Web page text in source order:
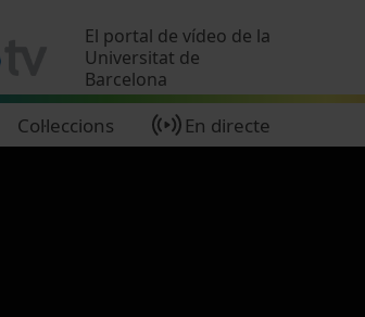
El portal de vídeo de la
Universitat de
Barcelona
Col·leccions En directe